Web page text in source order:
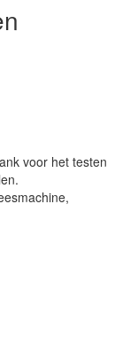
voor het testen